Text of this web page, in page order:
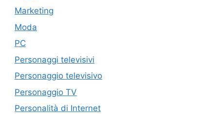
Marketing
Moda
PC
Personaggi televisivi
Personaggio televisivo
Personaggio TV
Personalità di Internet